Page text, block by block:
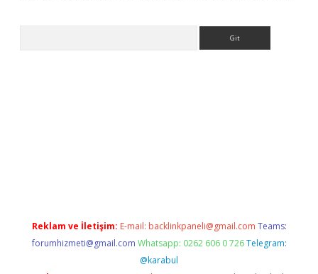
Reklam ve İletişim: E-mail: backlinkpaneli@gmail.com Teams:
forumhizmeti@gmail.com Whatsapp: 0262 606 0 726 Telegram:
@karabul